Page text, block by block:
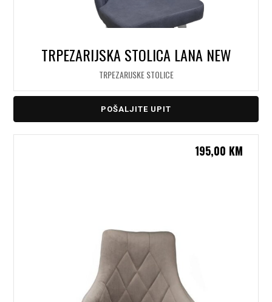
TRPEZARIJSKA STOLICA LANA NEW
TRPEZARIJSKE STOLICE
POŠALJITE UPIT
195,00 KM